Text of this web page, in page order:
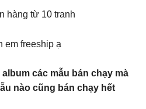
hàng từ 10 tranh
em freeship ạ
các mẫu bán chạy mà
nào cũng bán chạy hết